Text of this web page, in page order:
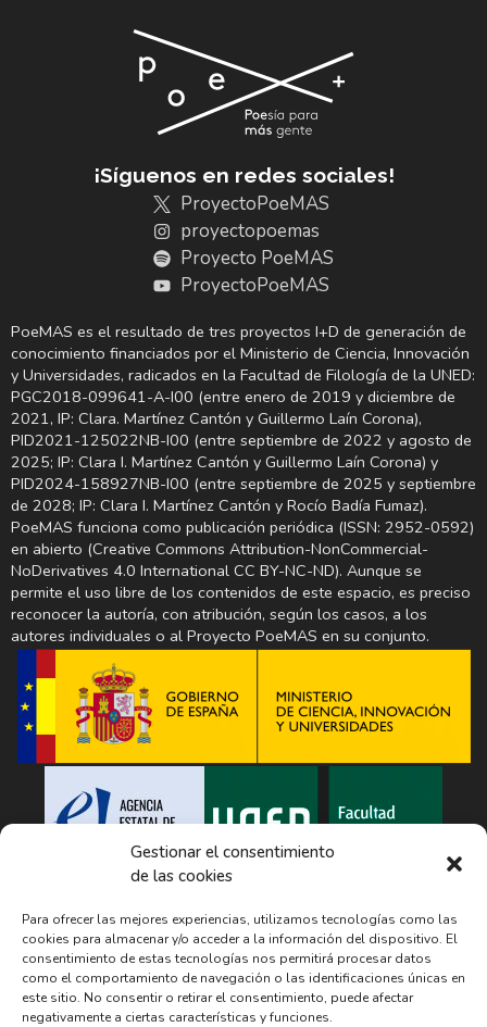
Gestionar el consentimiento
de las cookies
Para ofrecer las mejores experiencias, utilizamos tecnologías como las
cookies para almacenar y/o acceder a la información del dispositivo. El
consentimiento de estas tecnologías nos permitirá procesar datos
como el comportamiento de navegación o las identificaciones únicas en
este sitio. No consentir o retirar el consentimiento, puede afectar
negativamente a ciertas características y funciones.
¡Síguenos en redes sociales!
ProyectoPoeMAS
proyectopoemas
Proyecto PoeMAS
ProyectoPoeMAS
PoeMAS es el resultado de tres proyectos I+D de generación de
conocimiento financiados por el Ministerio de Ciencia, Innovación
y Universidades, radicados en la Facultad de Filología de la UNED:
PGC2018-099641-A-I00 (entre enero de 2019 y diciembre de
2021, IP: Clara. Martínez Cantón y Guillermo Laín Corona),
PID2021-125022NB-I00 (entre septiembre de 2022 y agosto de
2025; IP: Clara I. Martínez Cantón y Guillermo Laín Corona) y
PID2024-158927NB-I00 (entre septiembre de 2025 y septiembre
de 2028; IP: Clara I. Martínez Cantón y Rocío Badía Fumaz).
PoeMAS funciona como publicación periódica (ISSN: 2952-0592)
en abierto (Creative Commons Attribution-NonCommercial-
NoDerivatives 4.0 International CC BY-NC-ND). Aunque se
permite el uso libre de los contenidos de este espacio, es preciso
reconocer la autoría, con atribución, según los casos, a los
autores individuales o al Proyecto PoeMAS en su conjunto.
El Proyecto PoeMAS recopila o hace mención en esta página a diferentes
productos culturales, incluyendo un amplio número de canciones y
textos en su base de datos, solo con el ánimo de dar visibilidad a las
relaciones entre música y poesía y alcanzar un conocimiento académico
al respecto, al margen de las ideas políticas, sociales, económicas o de